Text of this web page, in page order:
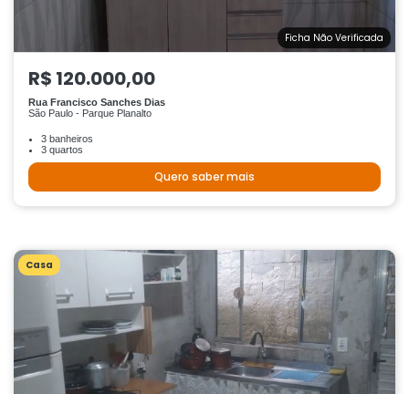
Ficha Não Verificada
R$ 120.000,00
Rua Francisco Sanches Dias
São Paulo - Parque Planalto
3 banheiros
3 quartos
Quero saber mais
Casa